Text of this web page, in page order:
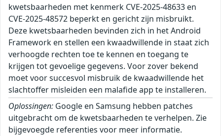
kwetsbaarheden met kenmerk CVE-2025-48633 en
CVE-2025-48572 beperkt en gericht zijn misbruikt.
Deze kwetsbaarheden bevinden zich in het Android
Framework en stellen een kwaadwillende in staat zich
verhoogde rechten toe te kennen en toegang te
krijgen tot gevoelige gegevens. Voor zover bekend
moet voor succesvol misbruik de kwaadwillende het
slachtoffer misleiden een malafide app te installeren.
Oplossingen: Google en Samsung hebben patches
uitgebracht om de kwetsbaarheden te verhelpen. Zie
bijgevoegde referenties voor meer informatie.